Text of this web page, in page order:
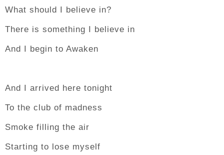
What should I believe in?
There is something I believe in
And I begin to Awaken
And I arrived here tonight
To the club of madness
Smoke filling the air
Starting to lose myself